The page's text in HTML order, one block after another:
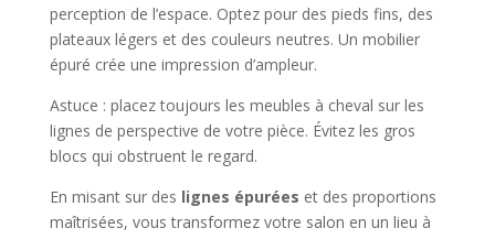
perception de l’espace. Optez pour des pieds fins, des
plateaux légers et des couleurs neutres. Un mobilier
épuré crée une impression d’ampleur.
Astuce : placez toujours les meubles à cheval sur les
lignes de perspective de votre pièce. Évitez les gros
blocs qui obstruent le regard.
En misant sur des lignes épurées et des proportions
maîtrisées, vous transformez votre salon en un lieu à